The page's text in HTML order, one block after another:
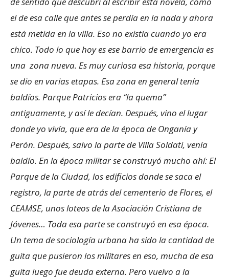
el de esa calle que antes se perdía en la nada y ahora
está metida en la villa. Eso no existía cuando yo era
chico. Todo lo que hoy es ese barrio de emergencia es
una zona nueva. Es muy curiosa esa historia, porque
se dio en varias etapas. Esa zona en general tenía
baldíos. Parque Patricios era “la quema”
antiguamente, y así le decían. Después, vino el lugar
donde yo vivía, que era de la época de Onganía y
Perón. Después, salvo la parte de Villa Soldati, venía
baldío. En la época militar se construyó mucho ahí: El
Parque de la Ciudad, los edificios donde se saca el
registro, la parte de atrás del cementerio de Flores, el
CEAMSE, unos loteos de la Asociación Cristiana de
Jóvenes… Toda esa parte se construyó en esa época.
Un tema de sociología urbana ha sido la cantidad de
guita que pusieron los militares en eso, mucha de esa
guita luego fue deuda externa. Pero vuelvo a la